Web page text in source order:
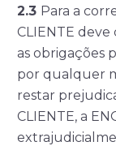
2.3 Para a
CLIENTE
as obrigações
por qualquer
restar
CLIENTE, a